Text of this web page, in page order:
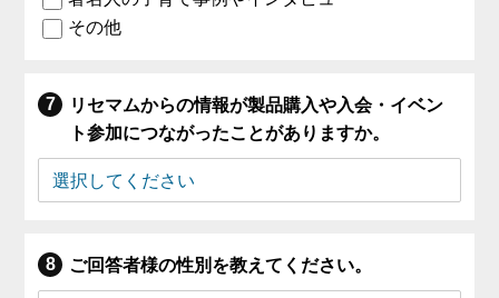
その他
リセマムからの情報が製品購入や入会・イベン
ト参加につながったことがありますか。
ご回答者様の性別を教えてください。